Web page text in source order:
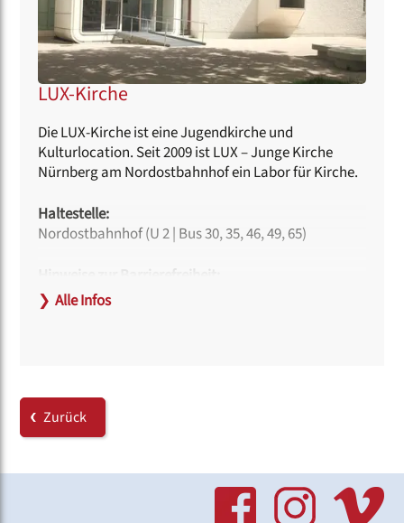
LUX-Kirche
Die LUX-Kirche ist eine Jugendkirche und
Kulturlocation. Seit 2009 ist LUX – Junge Kirche
Nürnberg am Nordostbahnhof ein Labor für Kirche.
Haltestelle:
Nordostbahnhof (U 2 | Bus 30, 35, 46, 49, 65)
Am Haupteingang und an der Bühne ermöglichen
Rampen die Nutzung mit Rollstuhl.
www.lux-jungekirche.de
❯ Alle Infos
Zurück